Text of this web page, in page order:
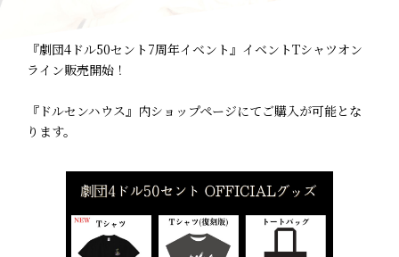
『劇団4ドル50セント7周年イベント』イベントTシャツオン
ライン販売開始！
『ドルセンハウス』内ショップページにてご購入が可能とな
ります。